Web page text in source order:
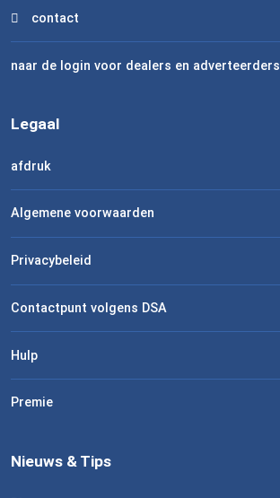
contact
naar de login voor dealers en adverteerders
Legaal
afdruk
Algemene voorwaarden
Privacybeleid
Contactpunt volgens DSA
Hulp
Premie
Nieuws & Tips